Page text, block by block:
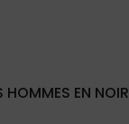
HOMMES EN NOIR